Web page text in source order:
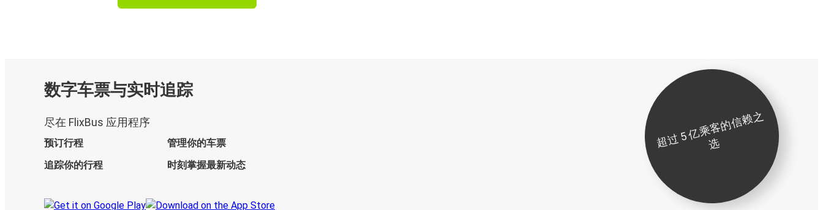
数字车票与实时追踪
尽在 FlixBus 应用程序
预订行程
管理你的车票
追踪你的行程
时刻掌握最新动态
超
过
5
亿
乘
客
的
信
赖
之
选